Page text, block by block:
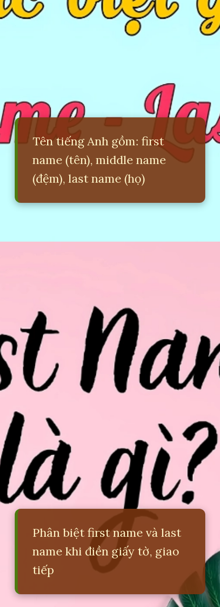
Tên tiếng Anh gồm: first
name (tên), middle name
(đệm), last name (họ)
Phân biệt first name và last
name khi điền giấy tờ, giao
tiếp